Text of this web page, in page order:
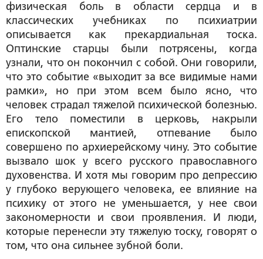
физическая боль в области сердца и в
классических учебниках по психиатрии
описывается как прекардиальная тоска.
Оптинские старцы были потрясены, когда
узнали, что он покончил с собой. Они говорили,
что это событие «выходит за все видимые нами
рамки», но при этом всем было ясно, что
человек страдал тяжелой психической болезнью.
Его тело поместили в церковь, накрыли
епископской мантией, отпевание было
совершено по архиерейскому чину. Это событие
вызвало шок у всего русского православного
духовенства. И хотя мы говорим про депрессию
у глубоко верующего человека, ее влияние на
психику от этого не уменьшается, у нее свои
закономерности и свои проявления. И люди,
которые перенесли эту тяжелую тоску, говорят о
том, что она сильнее зубной боли.